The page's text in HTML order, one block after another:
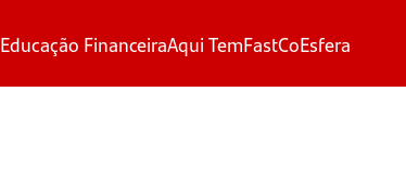
Educação FinanceiraAqui TemFastCoEsfera